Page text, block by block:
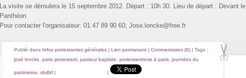
La visite se déroulera le 15 septembre 2012. Départ : 10h 30. Lieu de départ : Devant le
Panthéon
Pour contacter l'organisateur: 01 47 89 90 60; Jose.loncke@free.fr
Publié dans Infos protestantes générales | Lien permanent | Commentaires (0) | Tags :
josé loncke
paris protestant pasteur baptiste protestantisme à paris journées du
patrimoine shdbf | |